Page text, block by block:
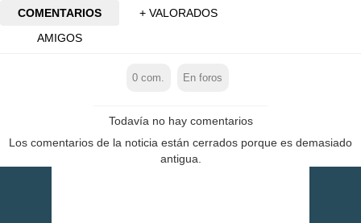
COMENTARIOS
+ VALORADOS
AMIGOS
0 com. En foros
Todavía no hay comentarios
Los comentarios de la noticia están cerrados porque es demasiado
antigua.